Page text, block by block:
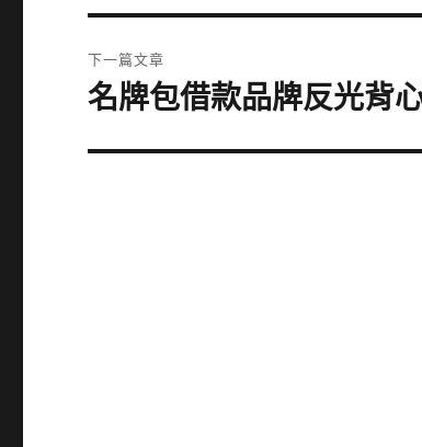
篇
文
章:
下一篇文章
下
篇
名牌包借款品牌反光背